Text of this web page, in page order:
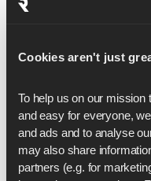
Cookies aren't just
To help us on our
and easy for everyone,
and ads and to analyse
may also share
partners (e.g. for
um die Art und
Menschen
Wir freuen uns,
unsere Seed-Runde
abgeschlossen
3,2 Mio. USD von